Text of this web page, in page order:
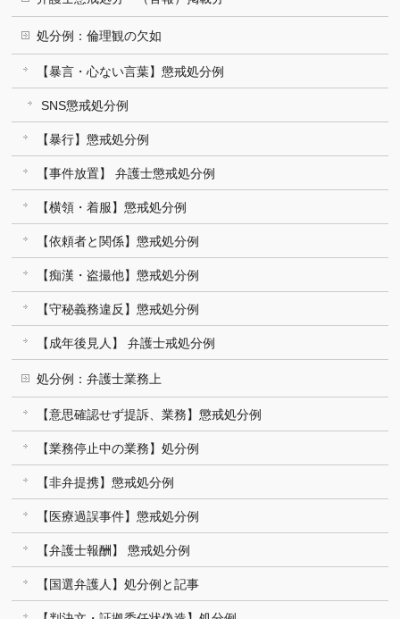
処分例：倫理観の欠如
【暴言・心ない言葉】懲戒処分例
SNS懲戒処分例
【暴行】懲戒処分例
【事件放置】 弁護士懲戒処分例
【横領・着服】懲戒処分例
【依頼者と関係】懲戒処分例
【痴漢・盗撮他】懲戒処分例
【守秘義務違反】懲戒処分例
【成年後見人】 弁護士戒処分例
処分例：弁護士業務上
【意思確認せず提訴、業務】懲戒処分例
【業務停止中の業務】処分例
【非弁提携】懲戒処分例
【医療過誤事件】懲戒処分例
【弁護士報酬】 懲戒処分例
【国選弁護人】処分例と記事